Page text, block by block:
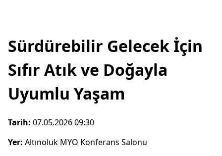
Sürdürebilir Gelecek İçin
Sıfır Atık ve Doğayla
Uyumlu Yaşam
Tarih: 07.05.2026 09:30
Yer: Altınoluk MYO Konferans Salonu